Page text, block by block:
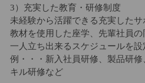
3）充実した教育・研修制度
未経験から活躍できる充実したサ
教材を使用した座学、先輩社員の
一人立ち出来るスケジュールを設
例・・・新入社員研修、製品研
キル研修など